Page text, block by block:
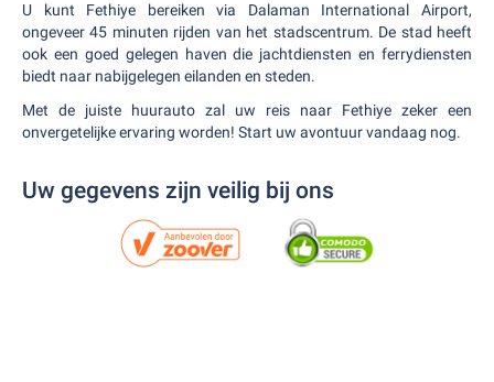
U kunt Fethiye bereiken via Dalaman International Airport,
ongeveer 45 minuten rijden van het stadscentrum. De stad heeft
ook een goed gelegen haven die jachtdiensten en ferrydiensten
biedt naar nabijgelegen eilanden en steden.
Met de juiste huurauto zal uw reis naar Fethiye zeker een
onvergetelijke ervaring worden! Start uw avontuur vandaag nog.
Uw gegevens zijn veilig bij ons